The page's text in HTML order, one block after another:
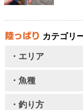
カテゴリ
・エリア
・魚種
・釣り方